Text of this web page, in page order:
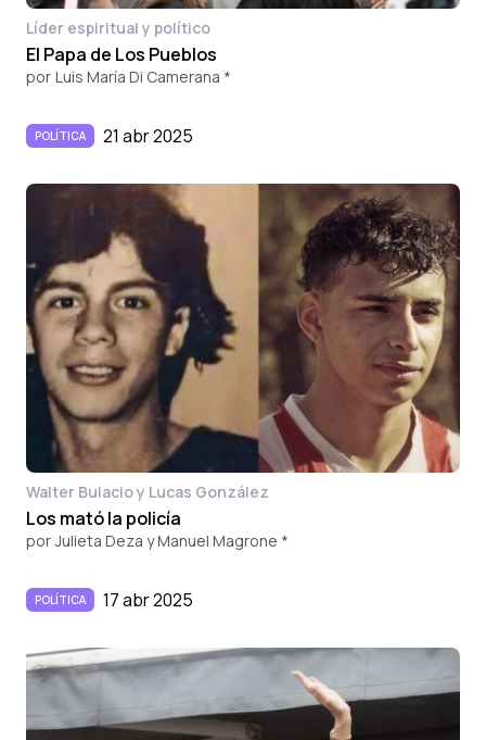
Líder espiritual y político
El Papa de Los Pueblos
por Luis María Di Camerana *
POLÍTICA 21 abr 2025
Walter Bulacio y Lucas González
Los mató la policía
por Julieta Deza y Manuel Magrone *
POLÍTICA 17 abr 2025